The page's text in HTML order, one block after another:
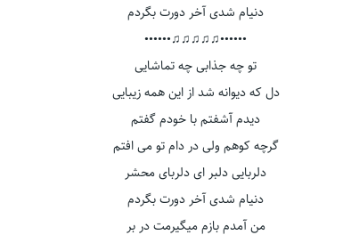
دنیام شدی آخر دورت بگردم
••••••♫♫♫♫♫••••••
تو چه جذابی چه تماشایی
دل که دیوانه شد از این همه زیبایی
دیدم آشفتم با خودم گفتم
گرچه کوهم ولی در دام تو می افتم
دلربایی دلبر ای دلربای محشر
دنیام شدی آخر دورت بگردم
من آمدم بازم میگیرمت در بر